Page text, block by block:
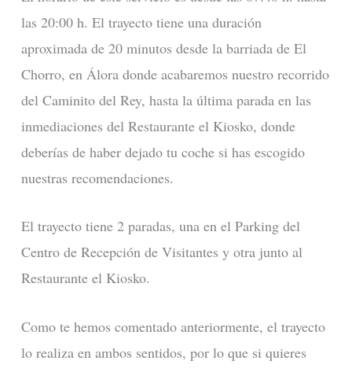
las 20:00 h. El trayecto tiene una duración
aproximada de 20 minutos desde la barriada de El
Chorro, en Álora donde acabaremos nuestro recorrido
del Caminito del Rey, hasta la última parada en las
inmediaciones del Restaurante el Kiosko, donde
deberías de haber dejado tu coche si has escogido
nuestras recomendaciones.
El trayecto tiene 2 paradas, una en el Parking del
Centro de Recepción de Visitantes y otra junto al
Restaurante el Kiosko.
Como te hemos comentado anteriormente, el trayecto
lo realiza en ambos sentidos, por lo que si quieres